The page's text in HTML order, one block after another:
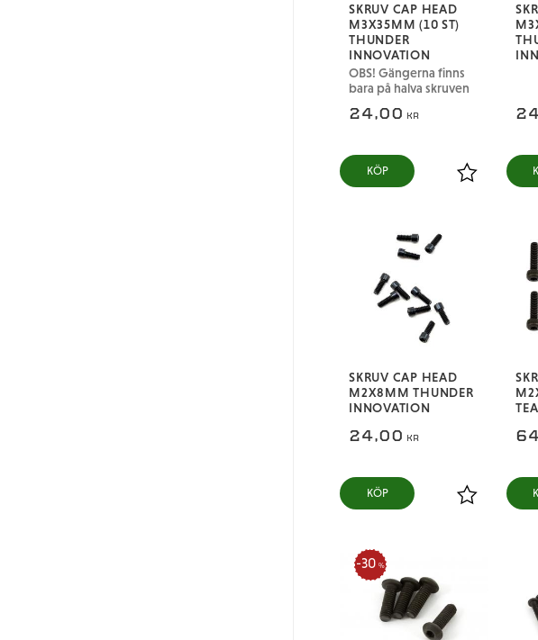
SKRUV CAP HEAD
M3X35MM (10 ST)
THUNDER
INNOVATION
OBS! Gängerna finns
bara på halva skruven
24,00 KR
Lägg till i
KÖP
SKRUV CAP HEAD
M2X8MM THUNDER
INNOVATION
24,00 KR
Lägg till i
KÖP
30 %